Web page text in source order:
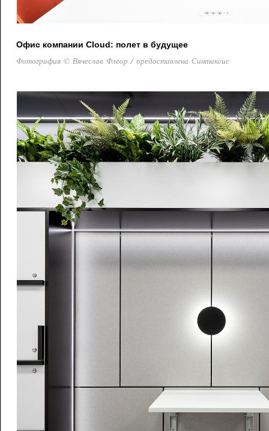
Офис компании Cloud: полет в будущее
Фотография © Вячеслав Флеор / предоставлена Синтаксис